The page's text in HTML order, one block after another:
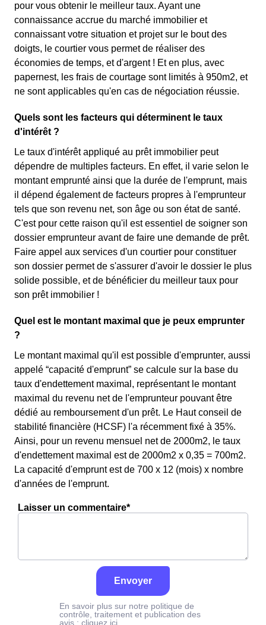
pour vous obtenir le meilleur taux. Ayant une
connaissance accrue du marché immobilier et
connaissant votre situation et projet sur le bout des
doigts, le courtier vous permet de réaliser des
économies de temps, et d'argent ! Et en plus, avec
papernest, les frais de courtage sont limités à 950m2, et
ne sont applicables qu'en cas de négociation réussie.
Quels sont les facteurs qui déterminent le taux
d'intérêt ?
Le taux d'intérêt appliqué au prêt immobilier peut
dépendre de multiples facteurs. En effet, il varie selon le
montant emprunté ainsi que la durée de l'emprunt, mais
il dépend également de facteurs propres à l'emprunteur
tels que son revenu net, son âge ou son état de santé.
C'est pour cette raison qu'il est essentiel de soigner son
dossier emprunteur avant de faire une demande de prêt.
Faire appel aux services d'un courtier pour constituer
son dossier permet de s'assurer d'avoir le dossier le plus
solide possible, et de bénéficier du meilleur taux pour
son prêt immobilier !
Quel est le montant maximal que je peux emprunter
?
Le montant maximal qu'il est possible d'emprunter, aussi
appelé “capacité d'emprunt” se calcule sur la base du
taux d'endettement maximal, représentant le montant
maximal du revenu net de l'emprunteur pouvant être
dédié au remboursement d'un prêt. Le Haut conseil de
stabilité financière (HCSF) l'a récemment fixé à 35%.
Ainsi, pour un revenu mensuel net de 2000m2, le taux
d'endettement maximal est de 2000m2 x 0,35 = 700m2.
La capacité d'emprunt est de 700 x 12 (mois) x nombre
d'années de l'emprunt.
Laisser un commentaire*
Envoyer
En savoir plus sur notre politique de
contrôle, traitement et publication des
avis : cliquez ici